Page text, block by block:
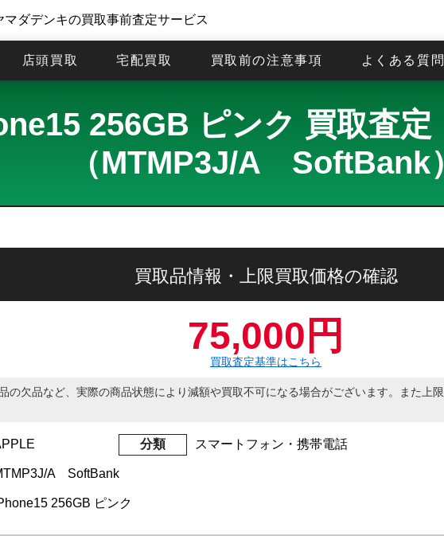
ダデンキの買取事前査定サービス
店頭買取 宅配買取 買取前の注意事項 よくある質
256GB ピンク 買取査定
（MTMP3J/A SoftBank
買取品情報・上限買取価格の確認
75,000円
買取査定基準はこちら
の欠品など、実際の商品状態により減額や買取不可になる場合がございます。また上
分類 スマートフォン・携帯電話
A SoftBank
256GB ピンク